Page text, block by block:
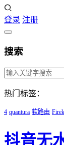
登录 注册
搜索
热门标签：
4 quantura 软路由
抖音无